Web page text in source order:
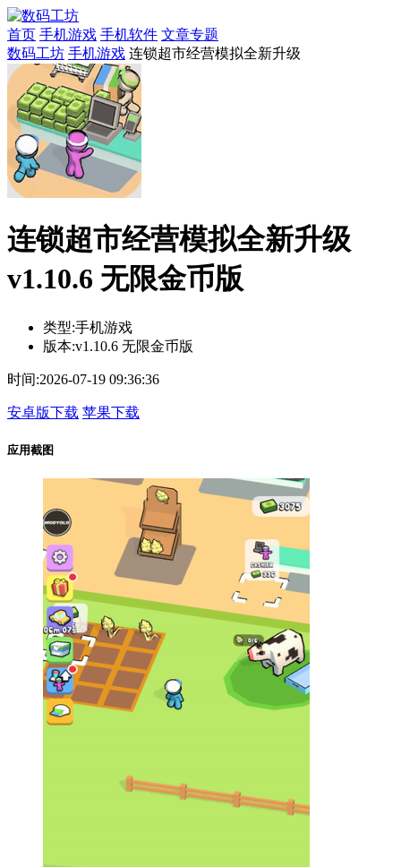
首页 手机游戏 手机软件 文章专题
数码工坊 手机游戏 连锁超市经营模拟全新升级
连锁超市经营模拟全新升级
v1.10.6 无限金币版
类型:手机游戏
版本:v1.10.6 无限金币版
时间:2026-07-19 09:36:36
安卓版下载 苹果下载
应用截图